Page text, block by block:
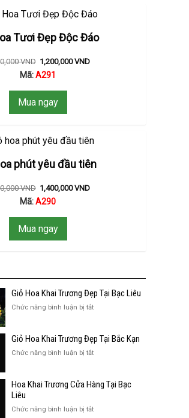
Tươi Đẹp Độc Đáo
VND 1,200,000VND
Mã:A291
Mua ngay
phút yêu đầu tiên
VND 1,400,000VND
Mã:A290
Mua ngay
Giỏ Hoa Khai Trương Đẹp Tại Bạc Liêu
Chức năng bình luận bị tắtở
Khai
Đẹp
Liêu
Giỏ Hoa Khai Trương Đẹp Tại Bắc Kạn
Chức năng bình luận bị tắtở
Khai
Tại
Hoa Khai Trương Cửa Hàng Tại Bạc
Liêu
Chức năng bình luận bị tắtở